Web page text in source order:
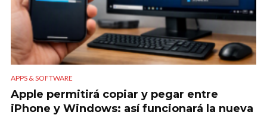
APPS & SOFTWARE
Apple permitirá copiar y pegar entre
iPhone y Windows: así funcionará la nueva